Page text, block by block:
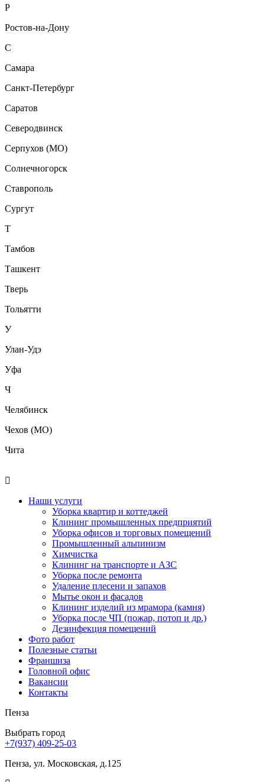
Р
Ростов-на-Дону
С
Самара
Санкт-Петербург
Саратов
Северодвинск
Серпухов (МО)
Солнечногорск
Ставрополь
Сургут
Т
Тамбов
Ташкент
Тверь
Тольятти
У
Улан-Удэ
Уфа
Ч
Челябинск
Чехов (МО)
Чита
Наши услуги
Уборка квартир и коттеджей
Клининг промышленных предприятий
Уборка офисов и торговых помещений
Промышленный альпинизм
Химчистка
Клининг на транспорте и АЗС
Уборка после ремонта
Удаление плесени и запахов
Мытье окон и фасадов
Клининг изделий из мрамора (камня)
Уборка после ЧП (пожар, потоп и др.)
Дезинфекция помещений
Фото работ
Полезные статьи
Франшиза
Головной офис
Вакансии
Контакты
Пенза
Выбрать город
+7(937) 409-25-03
Пенза, ул. Московская, д.125